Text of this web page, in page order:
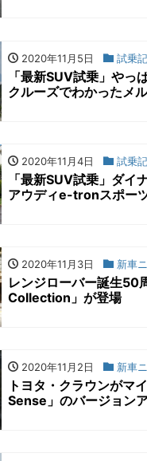
2020年11月5日 試乗記
「最新SUV試乗」や
クルーズでわかったメ
2020年11月4日 試乗記
「最新SUV試乗」ダイ
アウディe-tronスポー
2020年11月3日 新車
レンジローバー誕生50
Collection」が登場
2020年11月2日 新車
トヨタ・クラウンがマ
Sense」のバージョン